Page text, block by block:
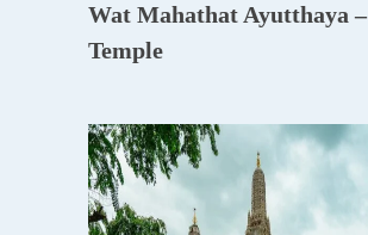
Wat Mahathat Ayutthaya –
Temple